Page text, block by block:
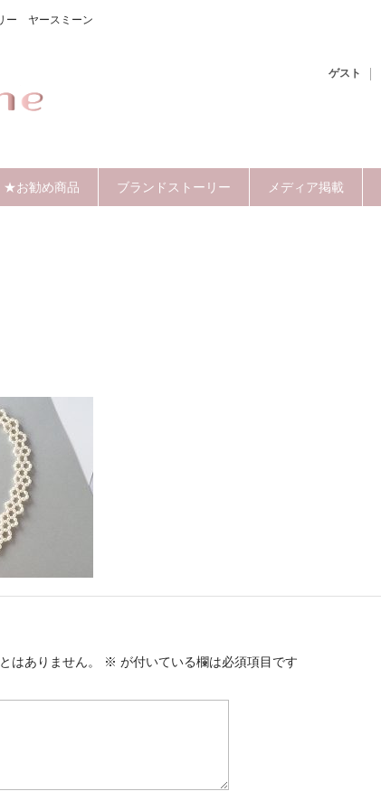
ー ヤースミーン
ゲスト
★お勧め商品 ブランドストーリー メディア掲載
はありません。
※ が付いている欄は必須項目です